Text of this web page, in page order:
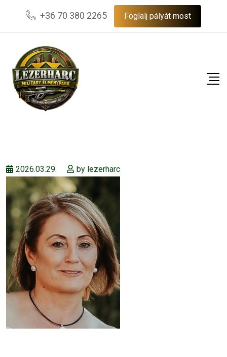
content
+36 70 380 2265 Foglalj pályát most
2026.03.29. by lezerharc